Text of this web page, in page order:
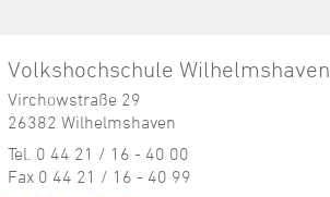
Volkshochschule Wilhelmshaven
Virchowstraße 29
26382 Wilhelmshaven
Tel. 0 44 21 / 16 - 40 00
Fax 0 44 21 / 16 - 40 99